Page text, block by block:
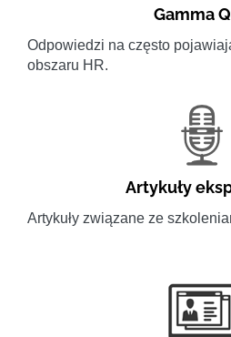
Gamma
Odpowiedzi na często
obszaru HR.
Artykuły
Artykuły związane ze